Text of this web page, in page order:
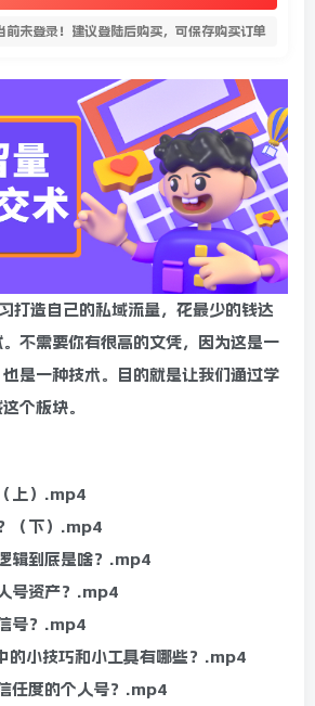
前未登录！建议登陆后购买，可保存购买订单
打造自己的私域流量，花最少的钱达
不需要你有很高的文凭，因为这是一
是一种技术。目的就是让我们通过学
个板块。
上）.mp4
（下）.mp4
辑到底是啥？.mp4
号资产？.mp4
号？.mp4
的小技巧和小工具有哪些？.mp4
任度的个人号？.mp4